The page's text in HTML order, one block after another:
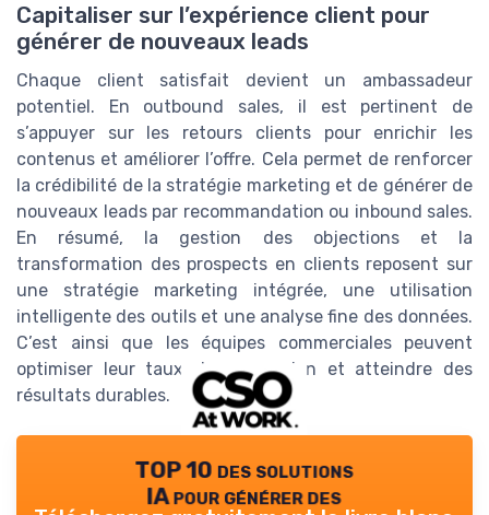
Capitaliser sur l’expérience client pour
générer de nouveaux leads
Chaque client satisfait devient un ambassadeur
potentiel. En outbound sales, il est pertinent de
s’appuyer sur les retours clients pour enrichir les
contenus et améliorer l’offre. Cela permet de renforcer
la crédibilité de la stratégie marketing et de générer de
nouveaux leads par recommandation ou inbound sales.
En résumé, la gestion des objections et la
transformation des prospects en clients reposent sur
une stratégie marketing intégrée, une utilisation
intelligente des outils et une analyse fine des données.
C’est ainsi que les équipes commerciales peuvent
optimiser leur taux de conversion et atteindre des
résultats durables.
TOP 10 des solutions
IA pour générer des